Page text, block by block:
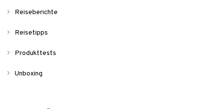
Reiseberichte
Reisetipps
Produkttests
Unboxing